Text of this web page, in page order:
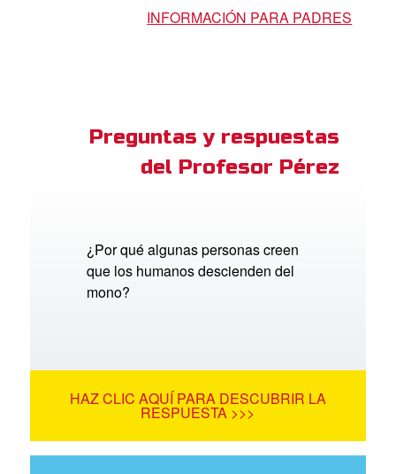
INFORMACIÓN PARA PADRES
Preguntas y respuestas
del Profesor Pérez
¿Por qué algunas personas creen
que los humanos descienden del
mono?
HAZ CLIC AQUÍ PARA DESCUBRIR LA
RESPUESTA >>>